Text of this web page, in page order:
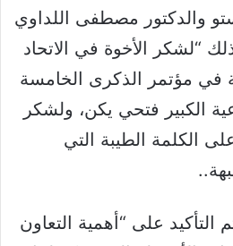
والدكتور مصطفى اللداوي
“لشكر الأخوة في الاتحاد
في مؤتمر الذكرى الخامسة
الكبير فتحي يكن، ولشكر
الكلمة الطيبة التي
التأكيد على “أهمية التعاون